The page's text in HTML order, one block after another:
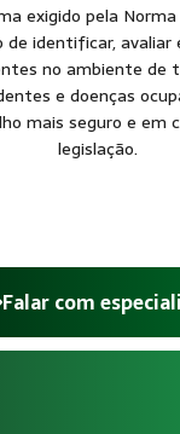
exigido pela
de identificar, avaliar
no ambiente de
e doenças
mais seguro e em
legislação.
Falar com
Programa